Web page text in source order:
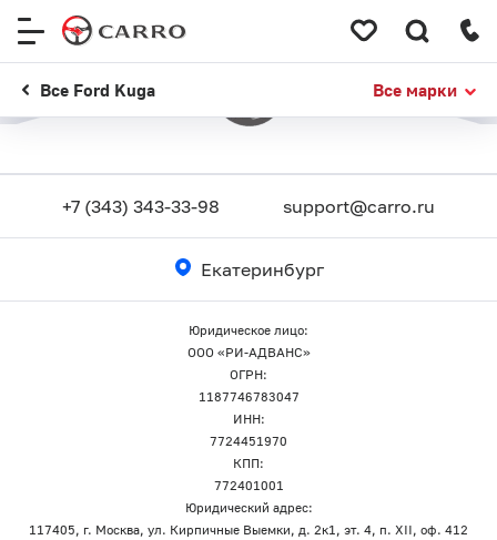
Все Ford Kuga Все марки
+7 (343) 343-33-98 support@carro.ru
Екатеринбург
Юридическое лицо:
ООО «РИ-АДВАНС»
ОГРН:
1187746783047
ИНН:
7724451970
КПП:
772401001
Юридический адрес:
117405, г. Москва, ул. Кирпичные Выемки, д. 2к1, эт. 4, п. XII, оф. 412